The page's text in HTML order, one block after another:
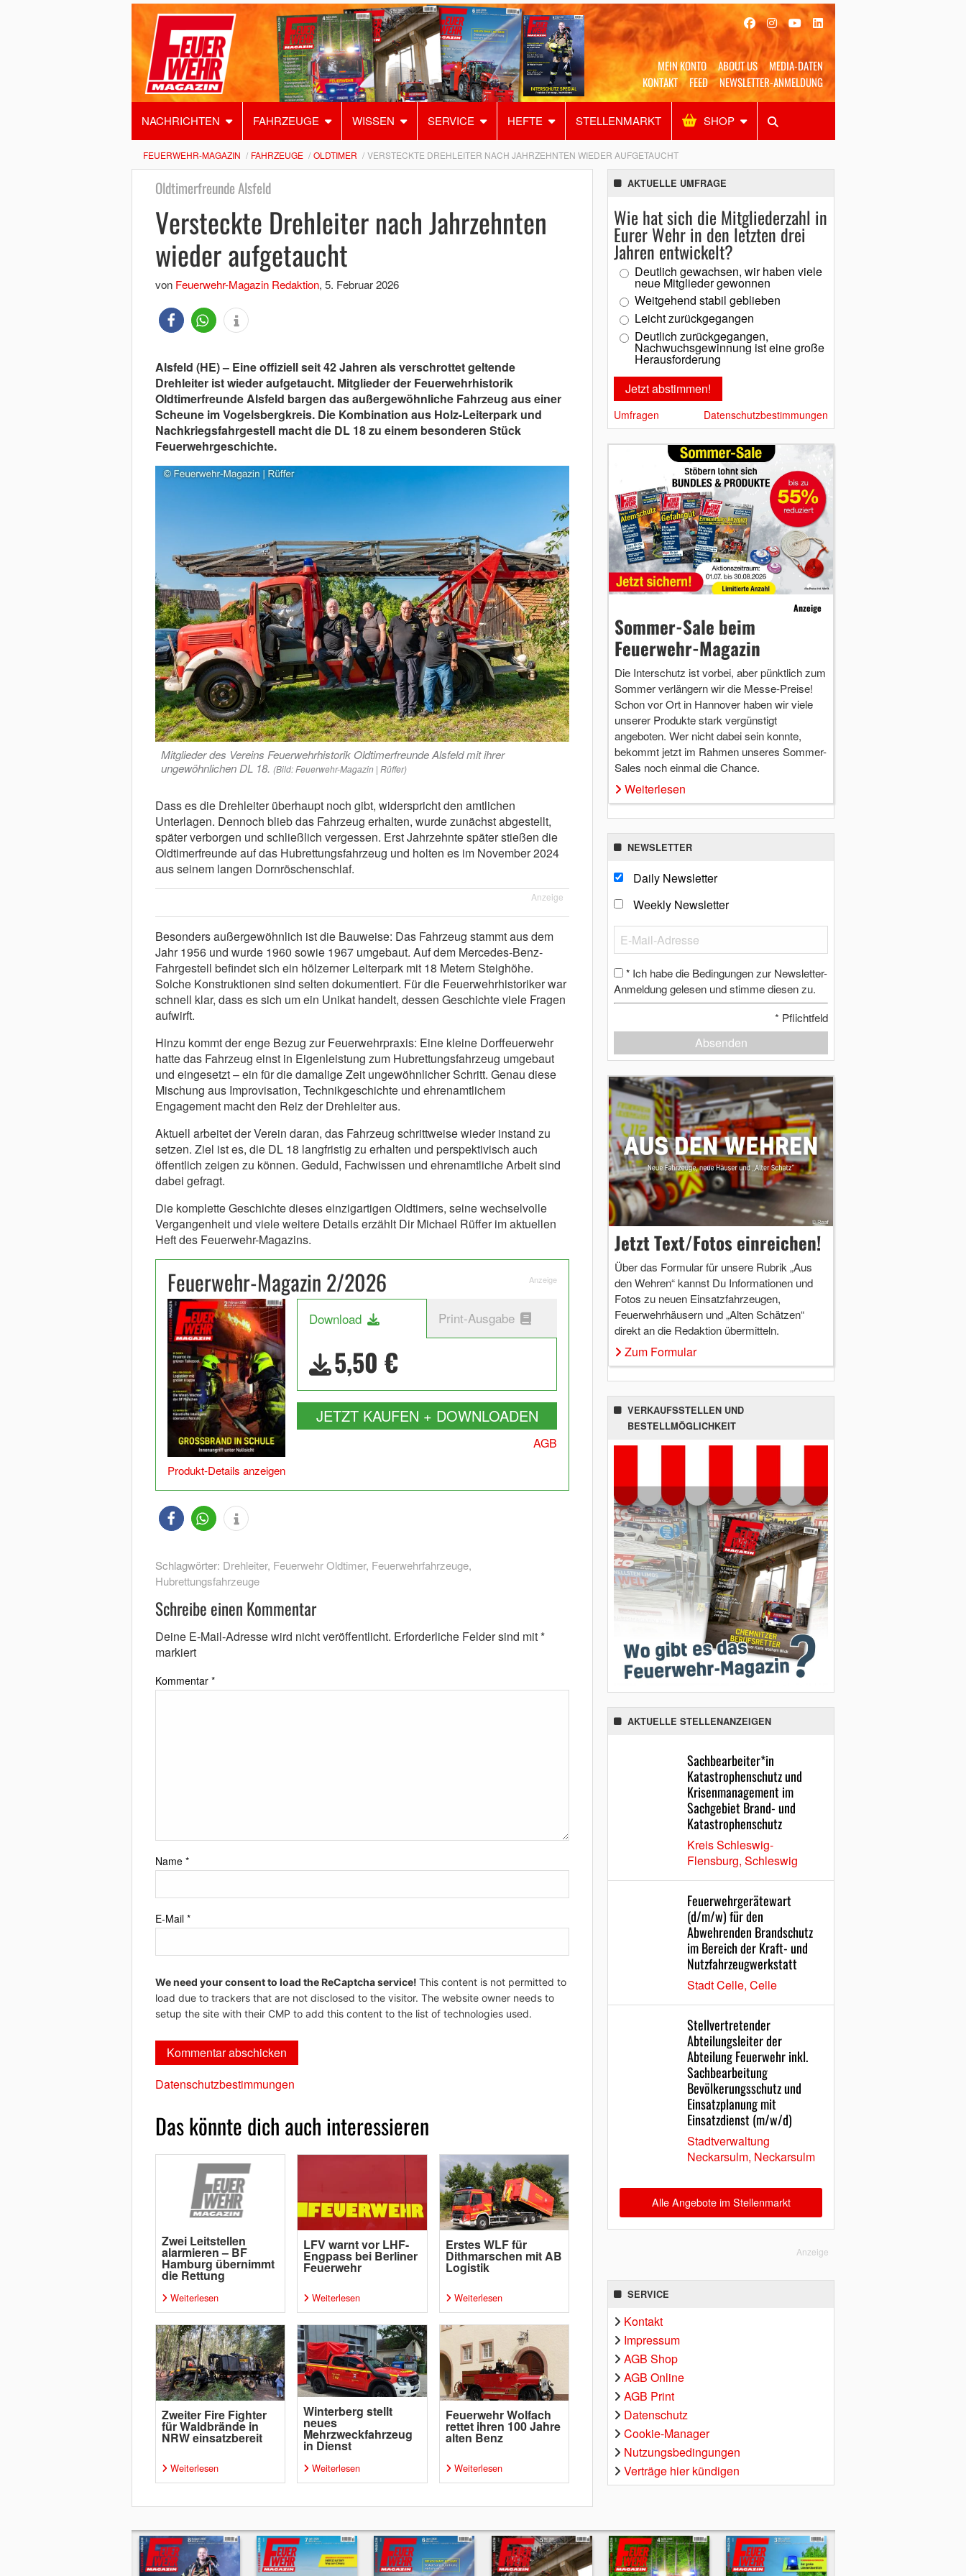
MEIN KONTO ABOUT US
MEDIA-DATEN
KONTAKT
FEED NEWSLETTER-ANMELDUNG
NACHRICHTEN FAHRZEUGE WISSEN SERVICE HEFTE STELLENMARKT SHOP
Alles Shop SUCHEN
FEUERWEHR-MAGAZIN FAHRZEUGE OLDTIMER VERSTECKTE DREHLEITER NACH JAHRZEHNTEN WIEDER AUFGETAUCHT
Oldtimerfreunde Alsfeld
Versteckte Drehleiter nach Jahrzehnten
wieder aufgetaucht
von Feuerwehr-Magazin Redaktion, 5. Februar 2026
Alsfeld (HE) – Eine offiziell seit 42 Jahren als verschrottet geltende
Drehleiter ist wieder aufgetaucht. Mitglieder der Feuerwehrhistorik
Oldtimerfreunde Alsfeld bargen das außergewöhnliche Fahrzeug aus einer
Scheune im Vogelsbergkreis. Die Kombination aus Holz-Leiterpark und
Nachkriegsfahrgestell macht die DL 18 zu einem besonderen Stück
Feuerwehrgeschichte.
Mitglieder des Vereins Feuerwehrhistorik Oldtimerfreunde Alsfeld mit ihrer
ungewöhnlichen DL 18. (Bild: Feuerwehr-Magazin | Rüffer)
Dass es die Drehleiter überhaupt noch gibt, widerspricht den amtlichen
Unterlagen. Dennoch blieb das Fahrzeug erhalten, wurde zunächst abgestellt,
später verborgen und schließlich vergessen. Erst Jahrzehnte später stießen die
Oldtimerfreunde auf das Hubrettungsfahrzeug und holten es im November 2024
aus seinem langen Dornröschenschlaf.
Anzeige
Besonders außergewöhnlich ist die Bauweise: Das Fahrzeug stammt aus dem
Jahr 1956 und wurde 1960 sowie 1967 umgebaut. Auf dem Mercedes-Benz-
Fahrgestell befindet sich ein hölzerner Leiterpark mit 18 Metern Steighöhe.
Solche Konstruktionen sind selten dokumentiert. Für die Feuerwehrhistoriker war
schnell klar, dass es sich um ein Unikat handelt, dessen Geschichte viele Fragen
aufwirft.
Hinzu kommt der enge Bezug zur Feuerwehrpraxis: Eine kleine Dorffeuerwehr
hatte das Fahrzeug einst in Eigenleistung zum Hubrettungsfahrzeug umgebaut
und eingesetzt – ein für die damalige Zeit ungewöhnlicher Schritt. Genau diese
Mischung aus Improvisation, Technikgeschichte und ehrenamtlichem
Engagement macht den Reiz der Drehleiter aus.
Aktuell arbeitet der Verein daran, das Fahrzeug schrittweise wieder instand zu
setzen. Ziel ist es, die DL 18 langfristig zu erhalten und perspektivisch auch
öffentlich zeigen zu können. Geduld, Fachwissen und ehrenamtliche Arbeit sind
dabei gefragt.
Die komplette Geschichte dieses einzigartigen Oldtimers, seine wechselvolle
Vergangenheit und viele weitere Details erzählt Dir Michael Rüffer im aktuellen
Heft des Feuerwehr-Magazins.
Feuerwehr-Magazin 2/2026 Anzeige
Produkt-Details anzeigen
Download Print-Ausgabe
5,50 €
JETZT KAUFEN + DOWNLOADEN
AGB
Schlagwörter: Drehleiter, Feuerwehr Oldtimer, Feuerwehrfahrzeuge,
Hubrettungsfahrzeuge
Schreibe einen Kommentar
Deine E-Mail-Adresse wird nicht veröffentlicht. Erforderliche Felder sind mit*
markiert
Kommentar *
Name *
E-Mail *
We need your consent to load the ReCaptcha service! This content is not permitted to
load due to trackers that are not disclosed to the visitor. The website owner needs to
setup the site with their CMP to add this content to the list of technologies used.
Datenschutzbestimmungen
Das könnte dich auch interessieren
Zwei Leitstellen
alarmieren – BF
Hamburg übernimmt
die Rettung
Weiterlesen
LFV warnt vor LHF-
Engpass bei Berliner
Feuerwehr
Weiterlesen
Erstes WLF für
Dithmarschen mit AB
Logistik
Weiterlesen
Zweiter Fire Fighter
für Waldbrände in
NRW einsatzbereit
Weiterlesen
Winterberg stellt
neues
Mehrzweckfahrzeug
in Dienst
Weiterlesen
Feuerwehr Wolfach
rettet ihren 100 Jahre
alten Benz
Weiterlesen
AKTUELLE UMFRAGE
Wie hat sich die Mitgliederzahl in
Eurer Wehr in den letzten drei
Jahren entwickelt?
Deutlich gewachsen, wir haben viele
neue Mitglieder gewonnen
Weitgehend stabil geblieben
Leicht zurückgegangen
Deutlich zurückgegangen,
Nachwuchsgewinnung ist eine große
Herausforderung
Umfragen Datenschutzbestimmungen
Anzeige
Sommer-Sale beim
Feuerwehr-Magazin
Die Interschutz ist vorbei, aber pünktlich zum
Sommer verlängern wir die Messe-Preise!
Schon vor Ort in Hannover haben wir viele
unserer Produkte stark vergünstigt
angeboten. Wer nicht dabei sein konnte,
bekommt jetzt im Rahmen unseres Sommer-
Sales noch einmal die Chance.
Weiterlesen
NEWSLETTER
Daily Newsletter
Weekly Newsletter
* Ich habe die Bedingungen zur Newsletter-
Anmeldung gelesen und stimme diesen zu.
* Pflichtfeld
Absenden
Jetzt Text/Fotos einreichen!
Über das Formular für unsere Rubrik „Aus
den Wehren“ kannst Du Informationen und
Fotos zu neuen Einsatzfahrzeugen,
Feuerwehrhäusern und „Alten Schätzen“
direkt an die Redaktion übermitteln.
Zum Formular
VERKAUFSSTELLEN UND
BESTELLMÖGLICHKEIT
AKTUELLE STELLENANZEIGEN
Sachbearbeiter*in
Katastrophenschutz und
Krisenmanagement im
Sachgebiet Brand- und
Katastrophenschutz
Kreis Schleswig-
Flensburg, Schleswig
Feuerwehrgerätewart
(d/m/w) für den
Abwehrenden Brandschutz
im Bereich der Kraft- und
Nutzfahrzeugwerkstatt
Stadt Celle, Celle
Stellvertretender
Abteilungsleiter der
Abteilung Feuerwehr inkl.
Sachbearbeitung
Bevölkerungsschutz und
Einsatzplanung mit
Einsatzdienst (m/w/d)
Stadtverwaltung
Neckarsulm, Neckarsulm
Alle Angebote im Stellenmarkt
Anzeige
SERVICE
Kontakt
Impressum
AGB Shop
AGB Online
AGB Print
Datenschutz
Cookie-Manager
Nutzungsbedingungen
Verträge hier kündigen